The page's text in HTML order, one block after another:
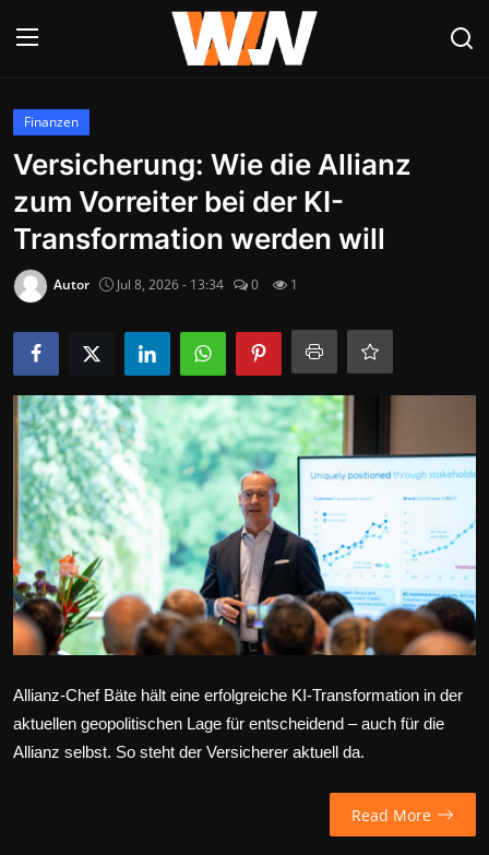
Anmelden
Datenschutzerklärung
Contact
Aktuelles
Kultur & Unterhaltung
Lifestyle & Gesellschaft
Sport & Freizeit
Tech & IT-Security
Wirtschaft
Wissenschaft & Gesundheit
Deutsch
Finanzen
Versicherung: Wie die Allianz
zum Vorreiter bei der KI-
Transformation werden will
Autor Jul 8, 2026 - 13:34 0 1
Allianz-Chef Bäte hält eine erfolgreiche KI-Transformation in der
aktuellen geopolitischen Lage für entscheidend – auch für die
Allianz selbst. So steht der Versicherer aktuell da.
Read More